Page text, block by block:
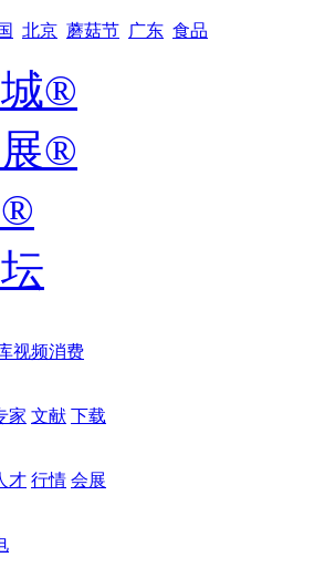
北京 蘑菇节 广东 食品
®
®
视频消费
家 文献 下载
才 行情 会展